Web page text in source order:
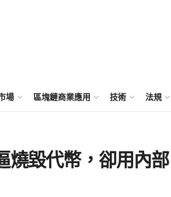
場 區塊鏈商業應用 技術 法規
燒毀代幣，卻用內部